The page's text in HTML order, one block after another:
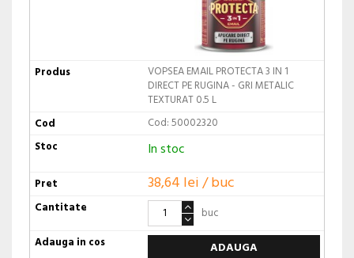
VOPSEA EMAIL PROTECTA 3 IN 1
DIRECT PE RUGINA - GRI METALIC
TEXTURAT 0.5 L
Cod: 50002320
In stoc
38,64 lei / buc
buc
ADAUGA